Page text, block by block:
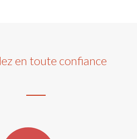
en toute confiance